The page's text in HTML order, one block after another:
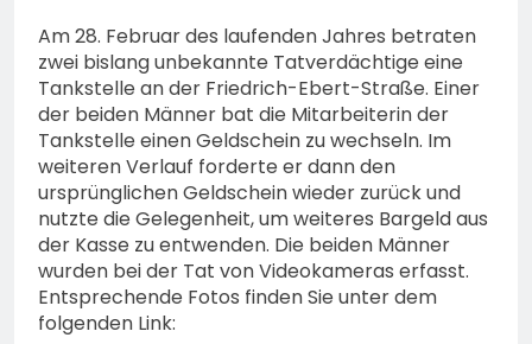
Am 28. Februar des laufenden Jahres betraten
zwei bislang unbekannte Tatverdächtige eine
Tankstelle an der Friedrich-Ebert-Straße. Einer
der beiden Männer bat die Mitarbeiterin der
Tankstelle einen Geldschein zu wechseln. Im
weiteren Verlauf forderte er dann den
ursprünglichen Geldschein wieder zurück und
nutzte die Gelegenheit, um weiteres Bargeld aus
der Kasse zu entwenden. Die beiden Männer
wurden bei der Tat von Videokameras erfasst.
Entsprechende Fotos finden Sie unter dem
folgenden Link: